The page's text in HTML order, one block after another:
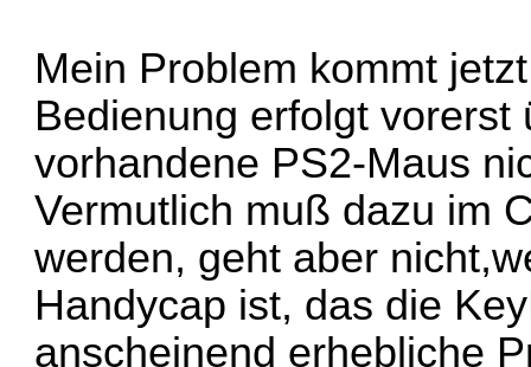
Mein Problem kommt
Bedienung erfolgt vorerst
vorhandene PS2-Maus
Vermutlich muß dazu im
werden, geht aber
Handycap ist, das die
anscheinend erhebliche